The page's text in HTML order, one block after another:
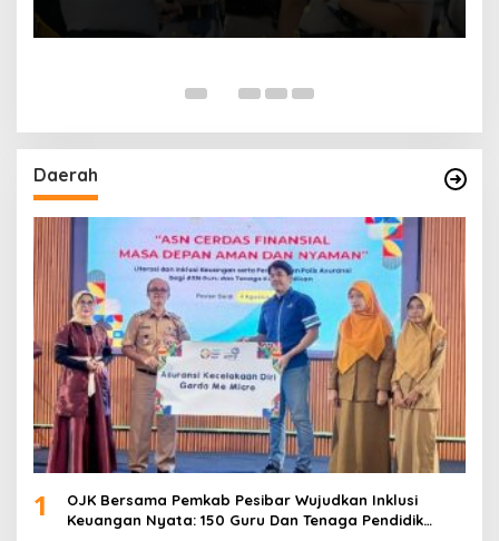
Daerah
1
OJK Bersama Pemkab Pesibar Wujudkan Inklusi
Keuangan Nyata: 150 Guru Dan Tenaga Pendidik